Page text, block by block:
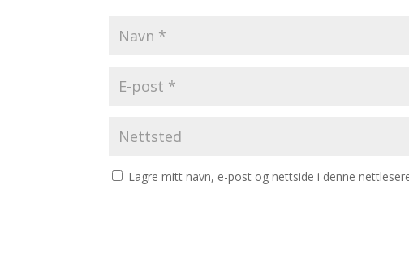
Lagre mitt navn, e-post og nettside i denne